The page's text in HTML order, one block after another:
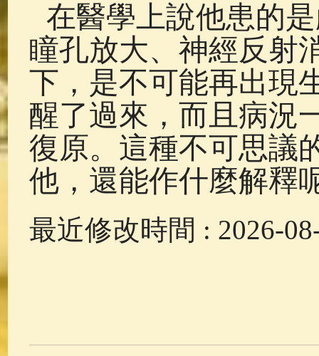
在醫學上說他患的
瞳孔放大、神經反射
下，是不可能再出現
醒了過來，而且病況
復原。這種不可思議
他，還能作什麼解釋
最近修改時間 : 2026-